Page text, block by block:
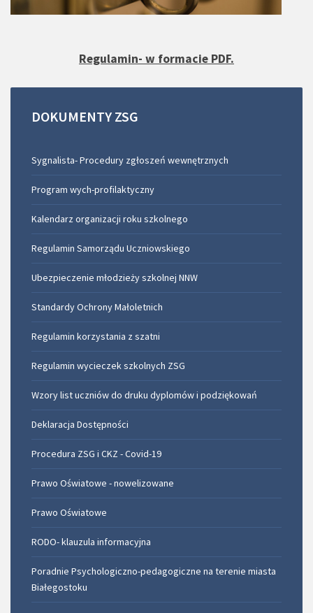
Regulamin- w formacie PDF.
DOKUMENTY ZSG
Sygnalista- Procedury zgłoszeń wewnętrznych
Program wych-profilaktyczny
Kalendarz organizacji roku szkolnego
Regulamin Samorządu Uczniowskiego
Ubezpieczenie młodzieży szkolnej NNW
Standardy Ochrony Małoletnich
Regulamin korzystania z szatni
Regulamin wycieczek szkolnych ZSG
Wzory list uczniów do druku dyplomów i podziękowań
Deklaracja Dostępności
Procedura ZSG i CKZ - Covid-19
Prawo Oświatowe - nowelizowane
Prawo Oświatowe
RODO- klauzula informacyjna
Poradnie Psychologiczno-pedagogiczne na terenie miasta
Białegostoku